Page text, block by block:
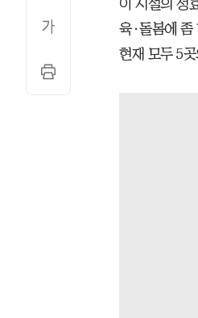
이 시설의 성
육·돌봄에 좀
현재 모두 5